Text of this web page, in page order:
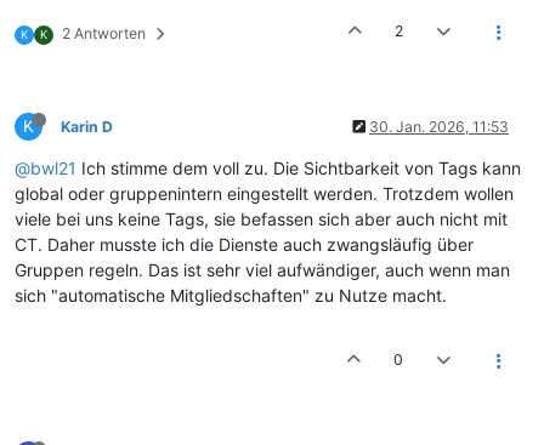
K K 2 Antworten 2
K Karin D 30. Jan. 2026, 11:53
@bwl21 Ich stimme dem voll zu. Die Sichtbarkeit von Tags kann
global oder gruppenintern eingestellt werden. Trotzdem wollen
viele bei uns keine Tags, sie befassen sich aber auch nicht mit
CT. Daher musste ich die Dienste auch zwangsläufig über
Gruppen regeln. Das ist sehr viel aufwändiger, auch wenn man
sich "automatische Mitgliedschaften" zu Nutze macht.
0